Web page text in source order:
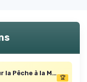
Boîtes à Mouches pour la Pêche à la Mouche, Double face, étanche, légère, Facile à prendre en Main, Couvercle Transparent, boîtes à Leurres de Pêche à la Mouche, 10,4 x 7,6 x 3 cm, Gris Gris Taille A: 10,4 x 7,6 x 3CM
🏆